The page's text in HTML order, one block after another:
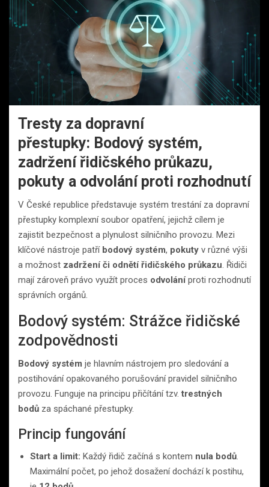
Tresty za dopravní
přestupky: Bodový systém,
zadržení řidičského průkazu,
pokuty a odvolání proti rozhodnutí
V České republice představuje systém trestání za dopravní
přestupky komplexní soubor opatření, jejichž cílem je
zajistit bezpečnost a plynulost silničního provozu. Mezi
klíčové nástroje patří bodový systém, pokuty v různé výši
a možnost zadržení či odnětí řidičského průkazu. Řidiči
mají zároveň právo využít proces odvoláníproti rozhodnutí
správních orgánů.
Bodový systém: Strážce řidičské
zodpovědnosti
Bodový systém je hlavním nástrojem pro sledování a
postihování opakovaného porušování pravidel silničního
provozu. Funguje na principu přičítání tzv.trestných
bodů za spáchané přestupky.
Princip fungování
Start a limit: Každý řidič začíná s kontem nula bodů.
Maximální počet, po jehož dosažení dochází k postihu,